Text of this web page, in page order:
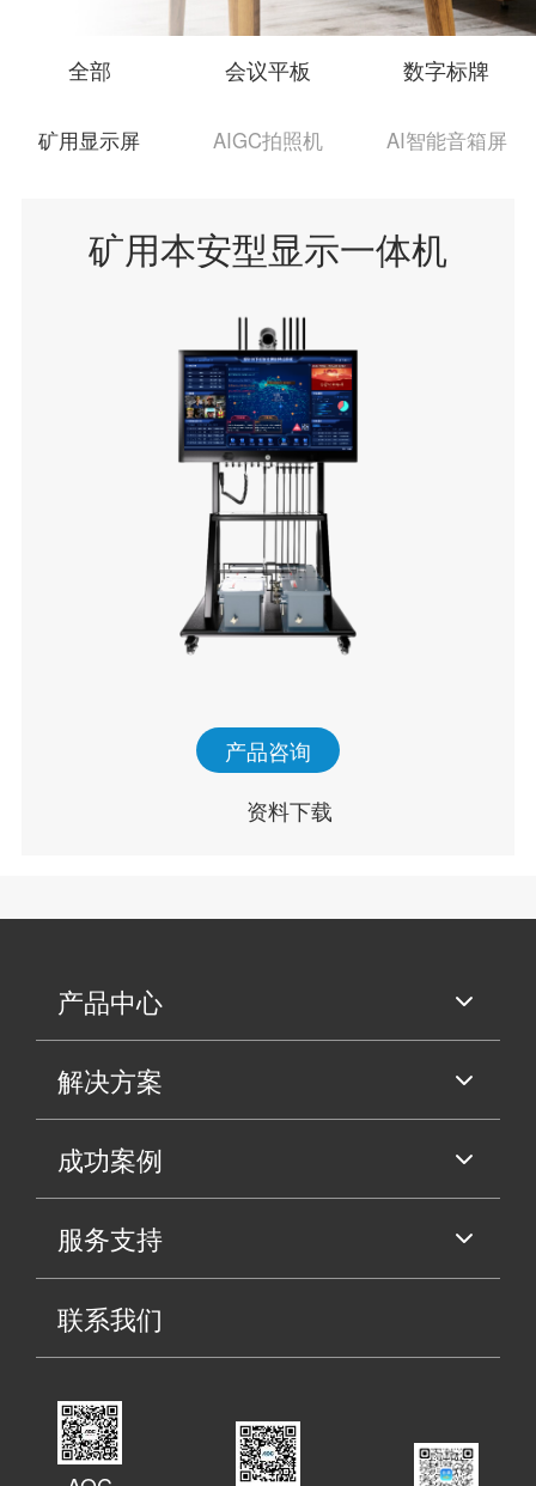
全部 会议平板 数字标牌
矿用显示屏 AIGC拍照机 AI智能音箱屏
矿用本安型显示一体机
产品咨询
资料下载
产品中心
解决方案
成功案例
服务支持
联系我们